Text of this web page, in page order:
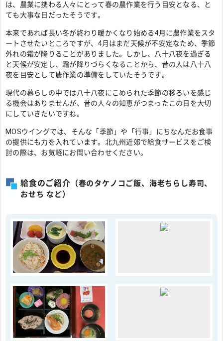
は、農業に携わる人々にとって春の農作業を行う目安となる、と
ても大事な日だったそうです。
本来であれば長い冬が終わり暖かくなり始める4月に農作業をスタ
ートさせたいところですが、4月はまだ天候が不安定なため、季節
外れの霜が降りることがありました。しかし、八十八夜を過ぎる
と天候が安定し、霜が降りづらくなることから、昔の人は八十八
夜を目安として農作業の準備をしていたそうです。
現代の暮らしの中では八十八夜にこめられた季節の移ろいを感じ
る機会はありませんが、昔の人々の知恵がつまったこの日を大切
にしていきたいですね。
MOSウイングでは、そんな「季節」や「行事」にちなんだお食事
の提供にも力を入れています。北九州近郊で給食サービスをご検
討の際は、お気軽にお問い合わせください。
給食のご紹介 （春のタケノコご飯、海老ちらし寿司、
おせち など）